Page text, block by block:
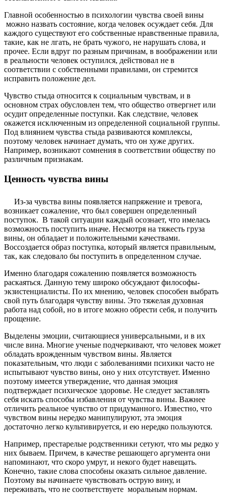
Главной особенностью в психологии чувства своей вины
можно назвать состояние, когда человек осуждает себя. Для
каждого существуют его собственные нравственные правила,
такие, как не лгать, не брать чужого, не нарушать слова, и
прочее. Если вдруг по разным причинам, в воображении или
в реальности человек оступился, действовал не в
соответствии с собственными правилами, он стремится
исправить положение дел.
Чувство стыда относится к социальным чувствам, и в
основном страх обусловлен тем, что общество отвергнет или
осудит определенные поступки. Как следствие, человек
окажется исключенным из определенной социальной группы.
Под влиянием чувства стыда развиваются комплексы,
поэтому человек начинает думать, что он хуже других.
Например, возникают сомнения в соответствии обществу по
различным признакам.
Ценность чувства вины
Из-за чувства вины появляется напряжение и тревога,
возникает сожаление, что был совершен определенный
поступок. В такой ситуации каждый осознает, что имелась
возможность поступить иначе. Несмотря на тяжесть груза
вины, он обладает и положительными качествами.
Воссоздается образ поступка, который является правильным,
так, как следовало бы поступить в определенном случае.
Именно благодаря сожалению появляется возможность
раскаяться. Данную тему широко обсуждают философы-
экзистенциалисты. По их мнению, человек способен выбрать
свой путь благодаря чувству вины. Это тяжелая духовная
работа над собой, но в итоге можно обрести себя, и получить
прощение.
Выделены эмоции, считающиеся универсальными, и в их
числе вина. Многие ученые подчеркивают, что человек может
обладать врожденным чувством вины. Является
показательным, что люди с заболеваниями психики часто не
испытывают чувство вины, оно у них отсутствует. Именно
поэтому имеется утверждение, что данная эмоция
подтверждает психическое здоровье. Не следует заставлять
себя искать способы избавления от чувства вины. Важнее
отличить реальное чувство от придуманного. Известно, что
чувством вины нередко манипулируют, эта эмоция
достаточно легко культивируется, и ею нередко пользуются.
Например, престарелые родственники сетуют, что мы редко у
них бываем. Причем, в качестве решающего аргумента они
напоминают, что скоро умрут, и некого будет навещать.
Конечно, такие слова способны оказать сильное давление.
Поэтому вы начинаете чувствовать острую вину, и
переживать, что не соответствуете моральным нормам.